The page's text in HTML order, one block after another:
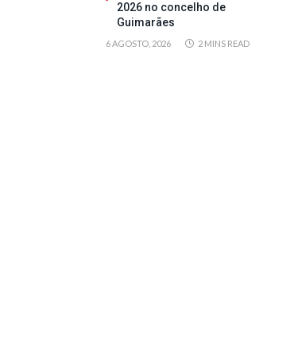
2026 no concelho de
Guimarães
6 AGOSTO, 2026 2 MINS READ